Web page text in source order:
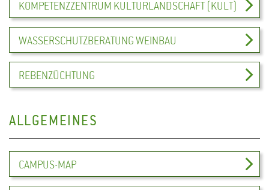
KOMPETENZZENTRUM KULTURLANDSCHAFT (KULT)
WASSERSCHUTZBERATUNG WEINBAU
REBENZÜCHTUNG
ALLGEMEINES
CAMPUS-MAP